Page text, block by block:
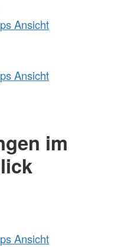
Ansicht
Ansicht
im
Ansicht